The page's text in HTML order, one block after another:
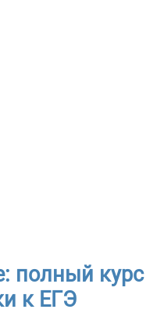
полный курс
к ЕГЭ